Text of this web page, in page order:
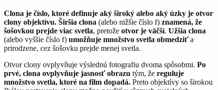
Clona je číslo, ktoré definuje aký široký alebo aký úzky je otvor
clony objektívu. Širšia clona (alebo nižšie číslo f) znamená, že
šošovkou prejde viac svetla, pretože otvor je väčší. Užšia clona
(alebo vyššie číslo f) umožňuje množstvo svetla obmedziťa
prirodzene, cez šošovku prejde menej svetla.
Otvor clony ovplyvňuje výslednú fotografiu dvoma spôsobmi. Po
prvé, clona ovplyvňuje jasnosť obrazu tým, že reguluje
množstvo svetla, ktoré na film dopadá. Preto objektívy so širokou